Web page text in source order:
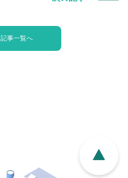
記事一覧へ